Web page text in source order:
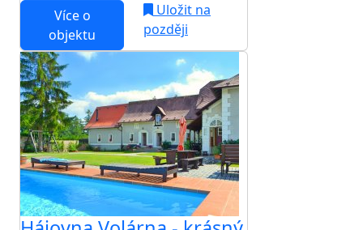
Více o
objektu
Uložit na
později